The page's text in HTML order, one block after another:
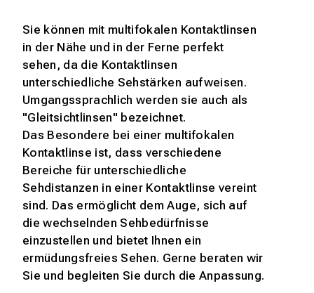
Sie können mit multifokalen Kontaktlinsen
in der Nähe und in der Ferne perfekt
sehen, da die Kontaktlinsen
unterschiedliche Sehstärken aufweisen.
Umgangssprachlich werden sie auch als
"Gleitsichtlinsen" bezeichnet.
Das Besondere bei einer multifokalen
Kontaktlinse ist, dass verschiedene
Bereiche für unterschiedliche
Sehdistanzen in einer Kontaktlinse vereint
sind. Das ermöglicht dem Auge, sich auf
die wechselnden Sehbedürfnisse
einzustellen und bietet Ihnen ein
ermüdungsfreies Sehen. Gerne beraten wir
Sie und begleiten Sie durch die Anpassung.